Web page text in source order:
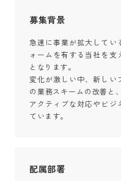
募集背景
急速に事業が拡大してい
ォームを有する当社を支
となります。
変化が激しい中、新しい
の業務スキームの改善と
アクティブな対応やビジ
ています。
配属部署